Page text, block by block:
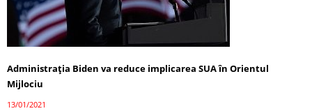
Administrația Biden va reduce implicarea SUA în Orientul
Mijlociu
13/01/2021